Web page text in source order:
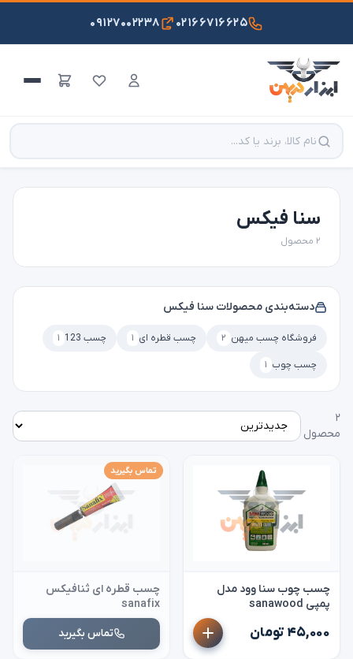
۰۲۱۶۶۷۱۶۶۲۵ ۰۹۱۲۷۰۰۲۲۳۸
سنا فیکس
۲ محصول
دسته‌بندی محصولات سنا فیکس
فروشگاه چسب میهن ۲ چسب قطره ای ۱ چسب 123 ۱
چسب چوب ۱
۲
محصول
چسب چوب سنا وود مدل
پمپی sanawood
۴۵,۰۰۰ تومان
تماس بگیرید
چسب قطره ای ثنافیکس
sanafix
تماس بگیرید